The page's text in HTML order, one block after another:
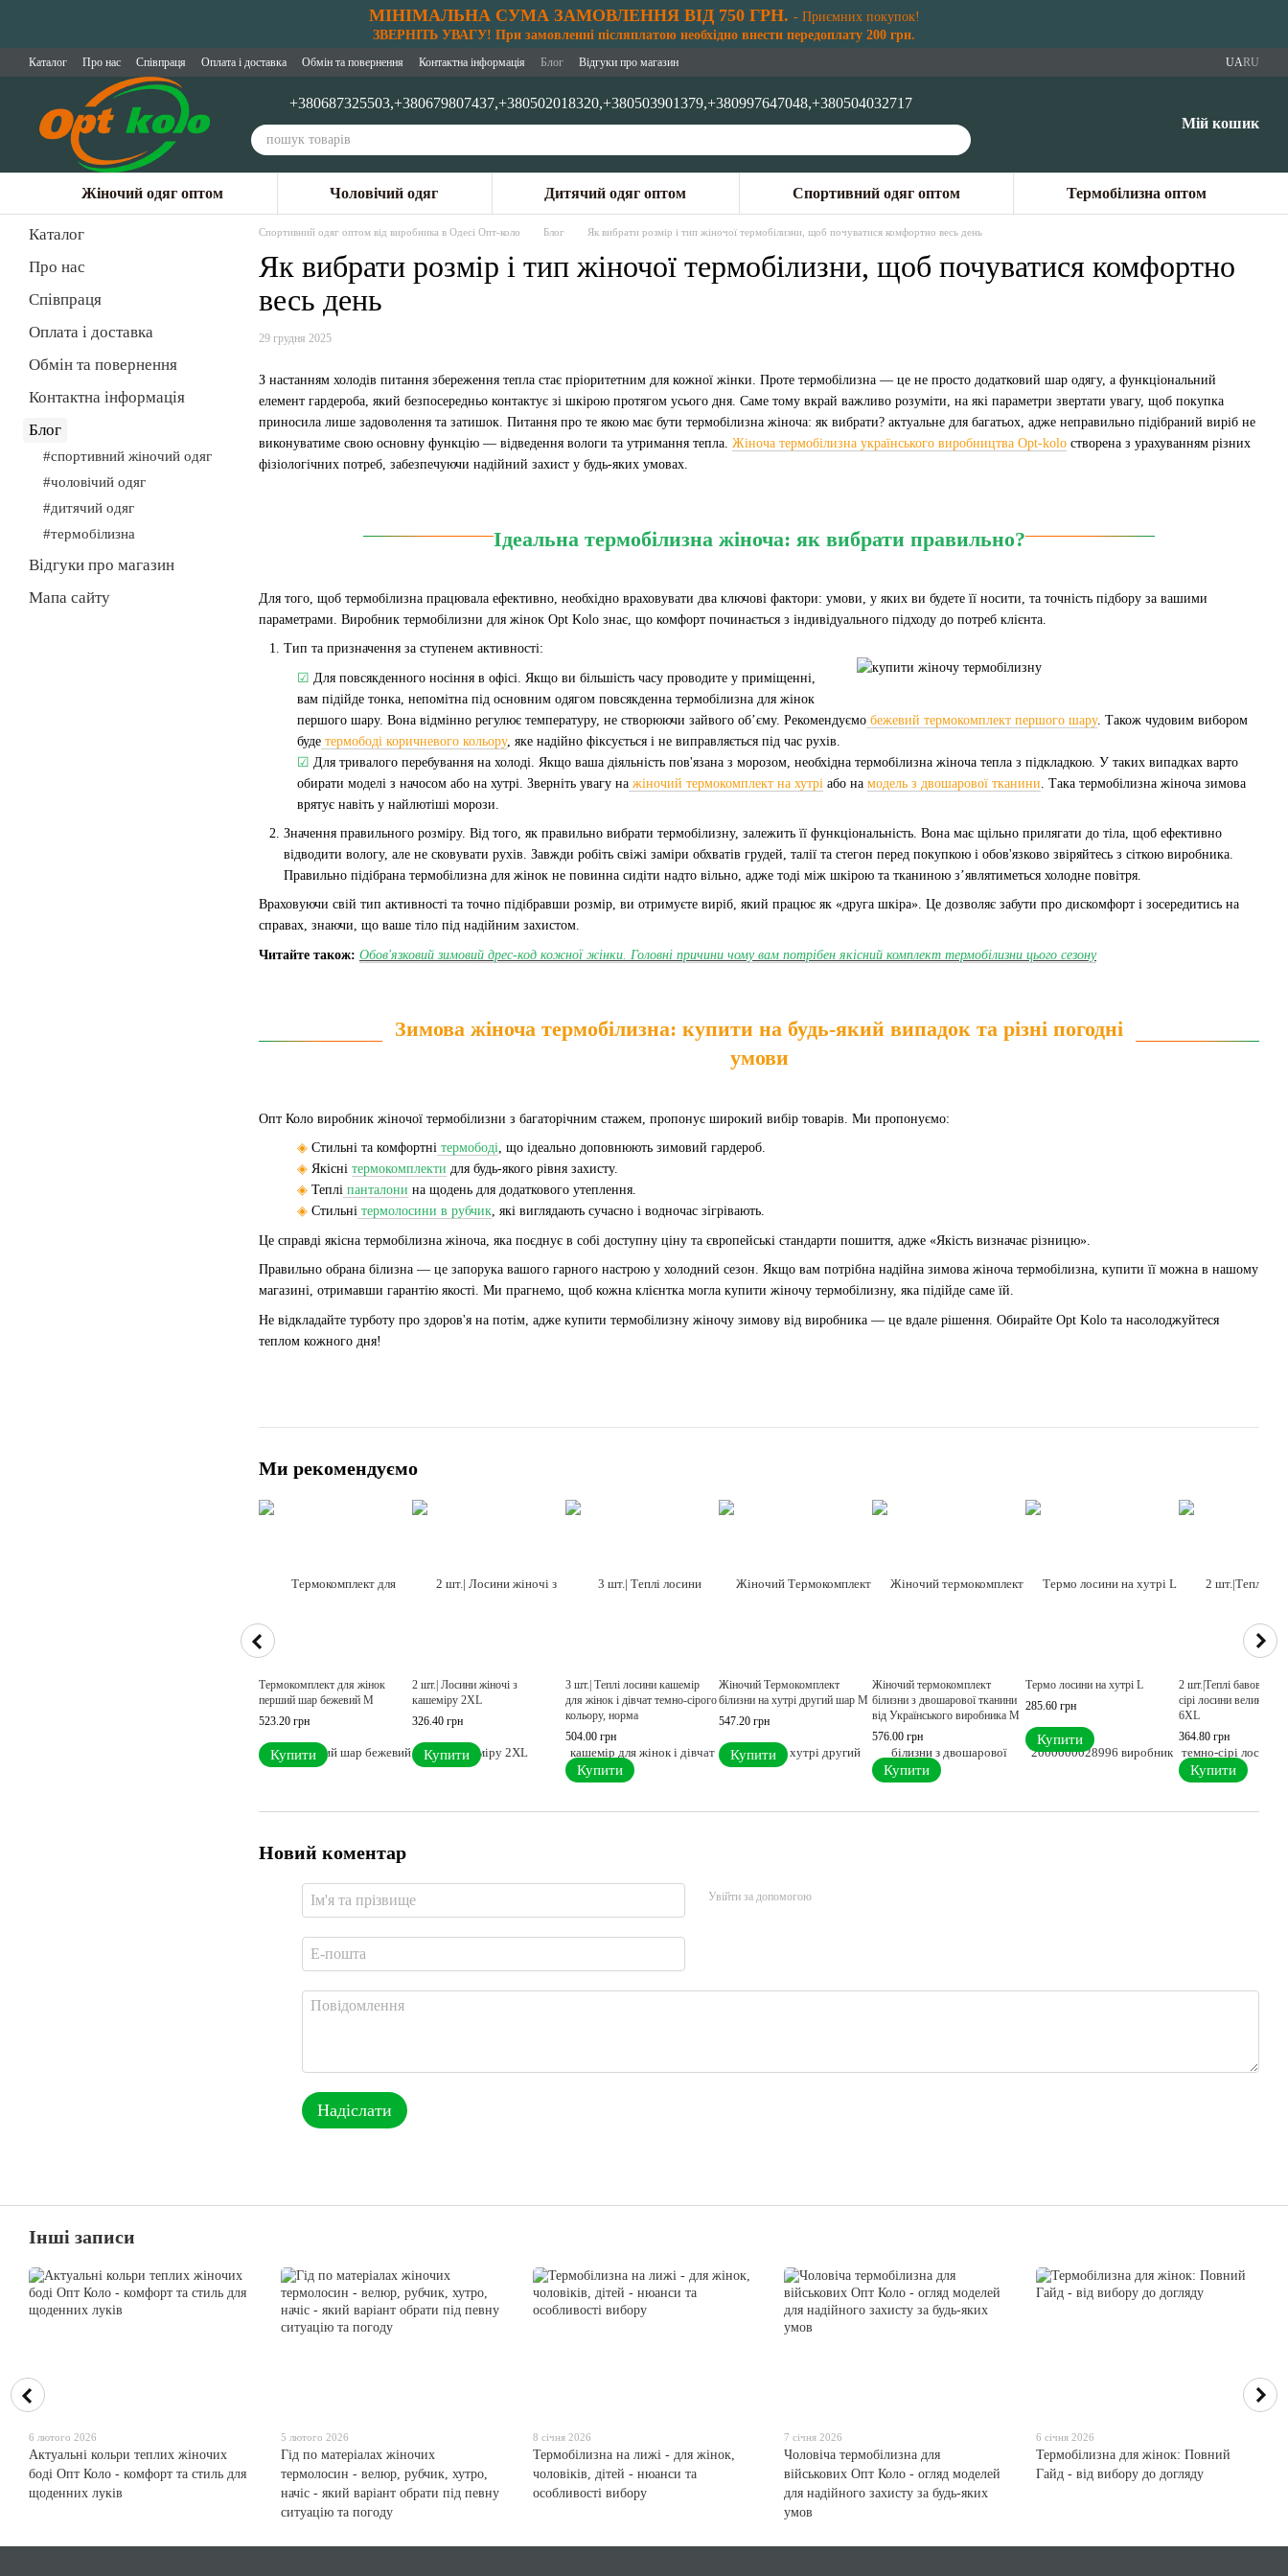
МІНІМАЛЬНА СУМА ЗАМОВЛЕННЯ ВІД 750 ГРН. - Приємних покупок!
ЗВЕРНІТЬ УВАГУ! При замовленні післяплатою необхідно внести передоплату 200 грн.
Каталог Про нас Співпраця Оплата і доставка Обмін та повернення Контактна інформація Блог Відгуки про магазин UARU
+380687325503,+380679807437,+380502018320,+380503901379,+380997647048,+380504032717
Мій кошик
Жіночий одяг оптом Чоловічий одяг Дитячий одяг оптом Спортивний одяг оптом Термобілизна оптом
Спортивний одяг оптом від виробника в Одесі Опт-коло Блог Як вибрати розмір і тип жіночої термобілизни, щоб почуватися комфортно весь день
Як вибрати розмір і тип жіночої термобілизни, щоб почуватися комфортно
весь день
29 грудня 2025
З настанням холодів питання збереження тепла стає пріоритетним для кожної жінки. Проте термобілизна — це не просто додатковий шар одягу, а функціональний
елемент гардероба, який безпосередньо контактує зі шкірою протягом усього дня. Саме тому вкрай важливо розуміти, на які параметри звертати увагу, щоб покупка
приносила лише задоволення та затишок. Питання про те якою має бути термобілизна жіноча: як вибрати? актуальне для багатьох, адже неправильно підібраний виріб не
виконуватиме свою основну функцію — відведення вологи та утримання тепла. Жіноча термобілизна українського виробництва Opt-kolo створена з урахуванням різних
фізіологічних потреб, забезпечуючи надійний захист у будь-яких умовах.
Ідеальна термобілизна жіноча: як вибрати правильно?
Для того, щоб термобілизна працювала ефективно, необхідно враховувати два ключові фактори: умови, у яких ви будете її носити, та точність підбору за вашими
параметрами. Виробник термобілизни для жінок Opt Kolo знає, що комфорт починається з індивідуального підходу до потреб клієнта.
Тип та призначення за ступенем активності:
☑ Для повсякденного носіння в офісі. Якщо ви більшість часу проводите у приміщенні,
вам підійде тонка, непомітна під основним одягом повсякденна термобілизна для жінок
першого шару. Вона відмінно регулює температуру, не створюючи зайвого об’єму. Рекомендуємо бежевий термокомплект першого шару. Також чудовим вибором
буде термободі коричневого кольору, яке надійно фіксується і не виправляється під час рухів.
☑ Для тривалого перебування на холоді. Якщо ваша діяльність пов'язана з морозом, необхідна термобілизна жіноча тепла з підкладкою. У таких випадках варто
обирати моделі з начосом або на хутрі. Зверніть увагу на жіночий термокомплект на хутрі або на модель з двошарової тканини . Така термобілизна жіноча зимова
врятує навіть у найлютіші морози.
Значення правильного розміру. Від того, як правильно вибрати термобілизну, залежить її функціональність. Вона має щільно прилягати до тіла, щоб ефективно
відводити вологу, але не сковувати рухів. Завжди робіть свіжі заміри обхватів грудей, талії та стегон перед покупкою і обов'язково звіряйтесь з сіткою виробника.
Правильно підібрана термобілизна для жінок не повинна сидіти надто вільно, адже тоді між шкірою та тканиною з’являтиметься холодне повітря.
Враховуючи свій тип активності та точно підібравши розмір, ви отримуєте виріб, який працює як «друга шкіра». Це дозволяє забути про дискомфорт і зосередитись на
справах, знаючи, що ваше тіло під надійним захистом.
Читайте також: Обов'язковий зимовий дрес-код кожної жінки. Головні причини чому вам потрібен якісний комплект термобілизни цього сезону
Зимова жіноча термобілизна: купити на будь-який випадок та різні погодні
умови
Опт Коло виробник жіночої термобілизни з багаторічним стажем, пропонує широкий вибір товарів. Ми пропонуємо:
◈ Стильні та комфортні термободі, що ідеально доповнюють зимовий гардероб.
◈ Якісні термокомплекти для будь-якого рівня захисту.
◈ Теплі панталони на щодень для додаткового утеплення.
◈ Стильні термолосини в рубчик, які виглядають сучасно і водночас зігрівають.
Це справді якісна термобілизна жіноча, яка поєднує в собі доступну ціну та європейські стандарти пошиття, адже «Якість визначає різницю».
Правильно обрана білизна — це запорука вашого гарного настрою у холодний сезон. Якщо вам потрібна надійна зимова жіноча термобілизна, купити її можна в нашому
магазині, отримавши гарантію якості. Ми прагнемо, щоб кожна клієнтка могла купити жіночу термобілизну, яка підійде саме їй.
Не відкладайте турботу про здоров'я на потім, адже купити термобілизну жіночу зимову від виробника — це вдале рішення. Обирайте Opt Kolo та насолоджуйтеся
теплом кожного дня!
Ми рекомендуємо
Термокомплект для жінок
перший шар бежевий M
523.20 грн
Купити
2 шт.| Лосини жіночі з
кашеміру 2XL
326.40 грн
Купити
3 шт.| Теплі лосини кашемір
для жінок і дівчат темно-сірого
кольору, норма
504.00 грн
Купити
Жіночий Термокомплект
білизни на хутрі другий шар М
547.20 грн
Купити
Жіночий термокомплект
білизни з двошарової тканини
від Українського виробника M
576.00 грн
Купити
Термо лосини на хутрі L
285.60 грн
Купити
2 шт.|Теплі бавовняні
сірі лосини великого
6XL
364.80 грн
Купити
Новий коментар
Увійти за допомогою
Надіслати
Каталог
Про нас
Співпраця
Оплата і доставка
Обмін та повернення
Контактна інформація
Блог
#спортивний жіночий одяг
#чоловічий одяг
#дитячий одяг
#термобілизна
Відгуки про магазин
Мапа сайту
Інші записи
6 лютого 2026
Актуальні кольри теплих жіночих
боді Опт Коло - комфорт та стиль для
щоденних луків
5 лютого 2026
Гід по матеріалах жіночих
термолосин - велюр, рубчик, хутро,
начіс - який варіант обрати під певну
ситуацію та погоду
8 січня 2026
Термобілизна на лижі - для жінок,
чоловіків, дітей - нюанси та
особливості вибору
7 січня 2026
Чоловіча термобілизна для
військових Опт Коло - огляд моделей
для надійного захисту за будь-яких
умов
6 січня 2026
Термобілизна для жінок: Повний
Гайд - від вибору до догляду